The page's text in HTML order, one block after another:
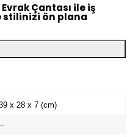
Çantası ile iş
stilinizi ön plana
x 28 x 7 (cm)